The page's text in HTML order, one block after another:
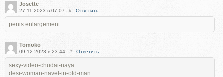
Josette
27.11.2023 в 07:07 # Ответить
penis enlargement
Tomoko
09.12.2023 в 23:44 # Ответить
sexy-video-chudai-naya
desi-woman-navel-in-old-man